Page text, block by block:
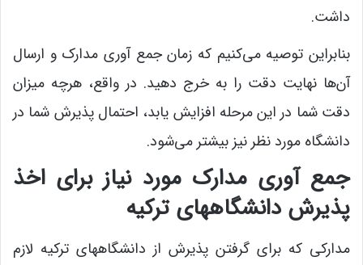
داشت.
بنابراین توصیه می‌کنیم که زمان جمع آوری مدارک و ارسال
آن‌ها نهایت دقت را به خرج دهید. در واقع، هرچه میزان
دقت شما در این مرحله افزایش یابد، احتمال پذیرش شما در
دانشگاه مورد نظر نیز بیشتر می‌شود.
جمع آوری مدارک مورد نیاز برای اخذ
پذیرش دانشگاههای ترکیه
مدارکی که برای گرفتن پذیرش از دانشگاههای ترکیه لازم